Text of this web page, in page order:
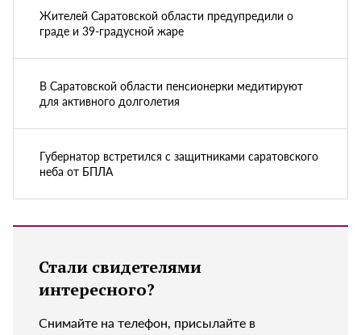
Жителей Саратовской области предупредили о
граде и 39-градусной жаре
В Саратовской области пенсионерки медитируют
для активного долголетия
Губернатор встретился с защитниками саратовского
неба от БПЛА
Стали свидетелями
интересного?
Снимайте на телефон, присылайте в